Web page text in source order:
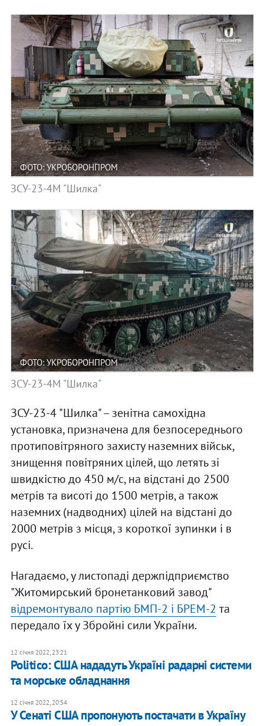
ФОТО: УКРОБОРОНПРОМ
ЗСУ-23-4М "Шилка"
ФОТО: УКРОБОРОНПРОМ
ЗСУ-23-4М "Шилка"
ЗСУ-23-4 "Шилка" – зенітна самохідна
установка, призначена для безпосереднього
протиповітряного захисту наземних військ,
знищення повітряних цілей, що летять зі
швидкістю до 450 м/с, на відстані до 2500
метрів та висоті до 1500 метрів, а також
наземних (надводних) цілей на відстані до
2000 метрів з місця, з короткої зупинки і в
русі.
Нагадаємо, у листопаді держпідприємство
"Житомирський бронетанковий завод"
відремонтувало партію БМП-2 і БРЕМ-2 та
передало їх у Збройні сили України.
12 січня 2022, 23:21
Politico: США нададуть Україні радарні системи
та морське обладнання
12 січня 2022, 20:54
У Сенаті США пропонують постачати в Україну